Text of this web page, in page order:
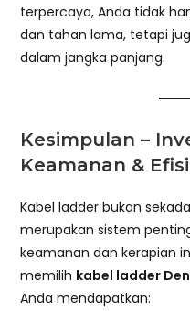
terpercaya, Anda tidak
dan tahan lama, tetapi
dalam jangka panjang.
Kesimpulan –
Keamanan &
Kabel ladder bukan
merupakan sistem
keamanan dan kerapian
memilih kabel ladder
Anda mendapatkan: